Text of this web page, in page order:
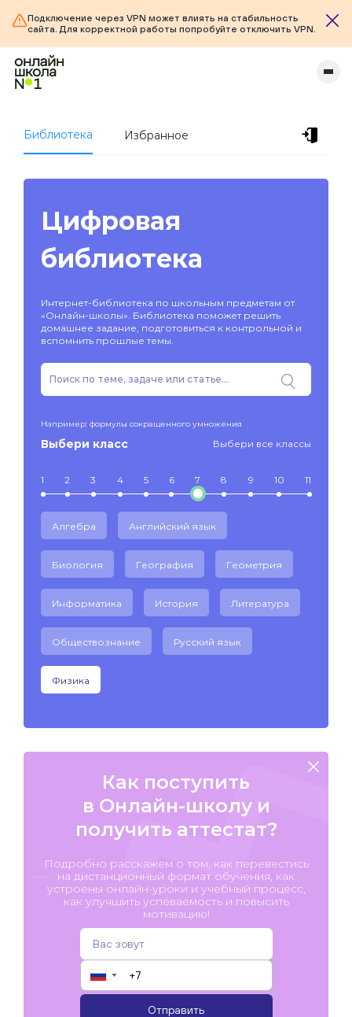
Подключение через VPN может влиять на стабильность
сайта. Для корректной работы попробуйте отключить VPN.
Библиотека Избранное
Цифровая
библиотека
Интернет-библиотека по школьным предметам от
«Онлайн-школы». Библиотека поможет решить
домашнее задание, подготовиться к контрольной и
вспомнить прошлые темы.
Например: формулы сокращенного умножения
Выбери класс Выбери все классы
1 2 3 4 5 6 7 8 9 10 11
Алгебра Английский язык
Биология География Геометрия
Информатика История Литература
Обществознание Русский язык
Физика
Как поступить
в Онлайн-школу и
получить аттестат?
Подробно расскажем о том, как перевестись
на дистанционный формат обучения, как
устроены онлайн-уроки и учебный процесс,
как улучшить успеваемость и повысить
мотивацию!
▼
Отправить